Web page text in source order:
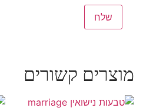
מוצרים קשורים